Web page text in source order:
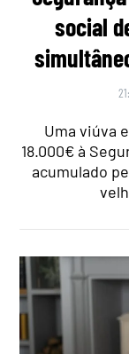
social
Uma viúva
18.000€ à
acumulado